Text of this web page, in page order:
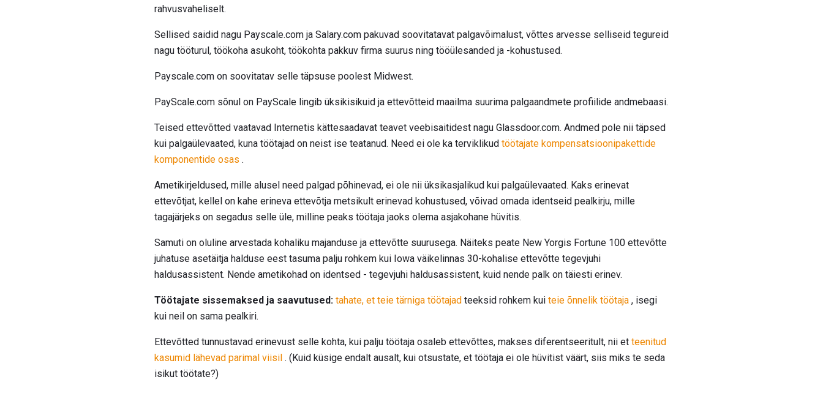
rahvusvaheliselt.
Sellised saidid nagu Payscale.com ja Salary.com pakuvad soovitatavat palgavõimalust, võttes arvesse selliseid tegureid
nagu tööturul, töökoha asukoht, töökohta pakkuv firma suurus ning tööülesanded ja -kohustused.
Payscale.com on soovitatav selle täpsuse poolest Midwest.
PayScale.com sõnul on PayScale lingib üksikisikuid ja ettevõtteid maailma suurima palgaandmete profiilide andmebaasi.
Teised ettevõtted vaatavad Internetis kättesaadavat teavet veebisaitidest nagu Glassdoor.com. Andmed pole nii täpsed
kui palgaülevaated, kuna töötajad on neist ise teatanud. Need ei ole ka terviklikud töötajate kompensatsioonipakettide
komponentide osas .
Ametikirjeldused, mille alusel need palgad põhinevad, ei ole nii üksikasjalikud kui palgaülevaated. Kaks erinevat
ettevõtjat, kellel on kahe erineva ettevõtja metsikult erinevad kohustused, võivad omada identseid pealkirju, mille
tagajärjeks on segadus selle üle, milline peaks töötaja jaoks olema asjakohane hüvitis.
Samuti on oluline arvestada kohaliku majanduse ja ettevõtte suurusega. Näiteks peate New Yorgis Fortune 100 ettevõtte
juhatuse asetäitja halduse eest tasuma palju rohkem kui Iowa väikelinnas 30-kohalise ettevõtte tegevjuhi
haldusassistent. Nende ametikohad on identsed - tegevjuhi haldusassistent, kuid nende palk on täiesti erinev.
Töötajate sissemaksed ja saavutused: tahate, et teie tärniga töötajad teeksid rohkem kui teie õnnelik töötaja , isegi
kui neil on sama pealkiri.
Ettevõtted tunnustavad erinevust selle kohta, kui palju töötaja osaleb ettevõttes, makses diferentseeritult, nii et teenitud
kasumid lähevad parimal viisil . (Kuid küsige endalt ausalt, kui otsustate, et töötaja ei ole hüvitist väärt, siis miks te seda
isikut töötate?)